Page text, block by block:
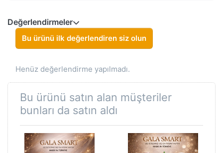
Değerlendirmeler
Bu ürünü ilk değerlendiren siz olun
Henüz değerlendirme yapılmadı.
Bu ürünü satın alan müşteriler
bunları da satın aldı